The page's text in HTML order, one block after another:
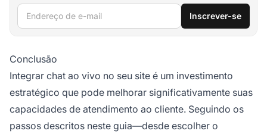
Endereço de e-mail Inscrever-se
Conclusão
Integrar chat ao vivo no seu site é um investimento
estratégico que pode melhorar significativamente suas
capacidades de atendimento ao cliente. Seguindo os
passos descritos neste guia—desde escolher o